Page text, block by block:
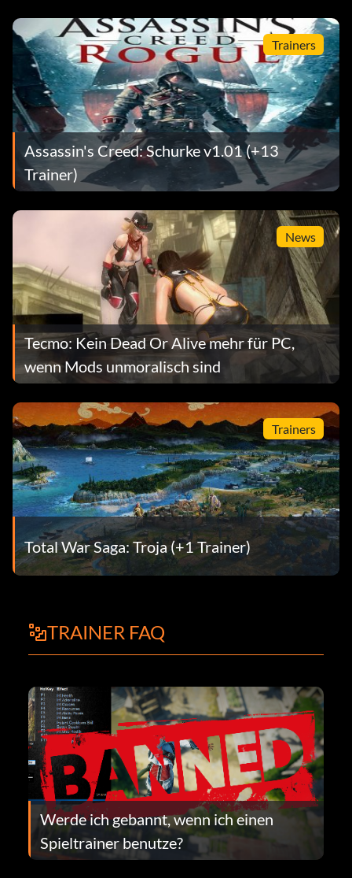
Trainers
Assassin's Creed: Schurke v1.01 (+13
Trainer)
News
Tecmo: Kein Dead Or Alive mehr für PC,
wenn Mods unmoralisch sind
Trainers
Total War Saga: Troja (+1 Trainer)
TRAINER FAQ
Werde ich gebannt, wenn ich einen
Spieltrainer benutze?